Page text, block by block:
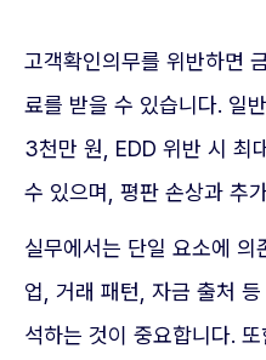
고객확인의무를 위반하면
료를 받을 수 있습니다. 일
3천만 원, EDD 위반 시 최
수 있으며, 평판 손상과 추
실무에서는 단일 요소에 의
업, 거래 패턴, 자금 출처
석하는 것이 중요합니다.